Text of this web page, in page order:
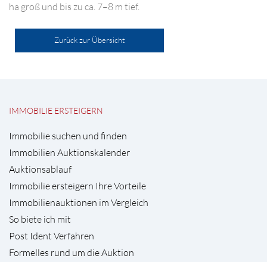
ha groß und bis zu ca. 7–8 m tief.
Zurück zur Übersicht
IMMOBILIE ERSTEIGERN
Immobilie suchen und finden
Immobilien Auktionskalender
Auktionsablauf
Immobilie ersteigern Ihre Vorteile
Immobilienauktionen im Vergleich
So biete ich mit
Post Ident Verfahren
Formelles rund um die Auktion